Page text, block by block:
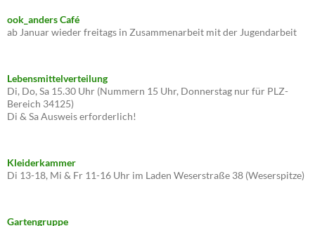
ook_anders Café
ab Januar wieder freitags in Zusammenarbeit mit der Jugendarbeit
Lebensmittelverteilung
Di, Do, Sa 15.30 Uhr (Nummern 15 Uhr, Donnerstag nur für PLZ-
Bereich 34125)
Di & Sa Ausweis erforderlich!
Kleiderkammer
Di 13-18, Mi & Fr 11-16 Uhr im Laden Weserstraße 38 (Weserspitze)
Gartengruppe